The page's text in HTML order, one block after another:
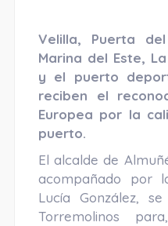
Velilla, Puerta
Marina del Este,
y el puerto
reciben el
Europea por la
puerto.
El alcalde de
acompañado por
Lucía González,
Torremolinos